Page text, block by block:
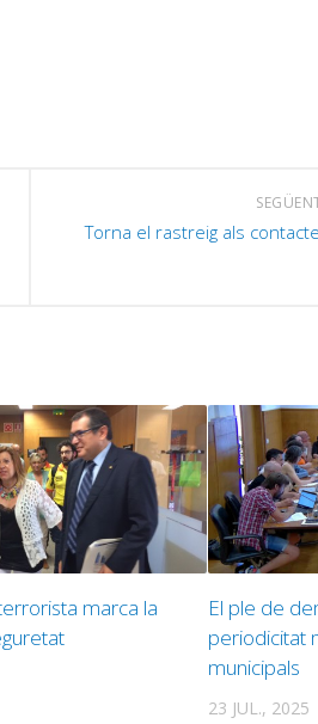
Torna el rastreig als
marca la
El ple de
periodicitat
municipals
23 JUL., 2025